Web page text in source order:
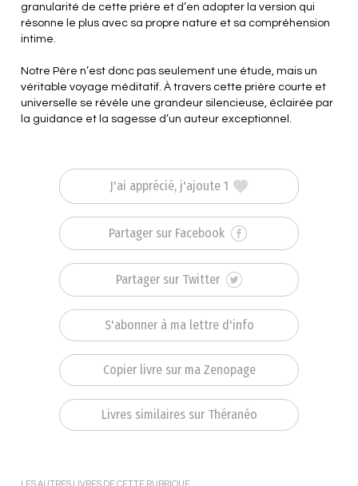
granularité de cette prière et d’en adopter la version qui
résonne le plus avec sa propre nature et sa compréhension
intime.
Notre Père n’est donc pas seulement une étude, mais un
véritable voyage méditatif. À travers cette prière courte et
universelle se révèle une grandeur silencieuse, éclairée par
la guidance et la sagesse d’un auteur exceptionnel.
J'ai apprécié, j'ajoute 1
Partager sur Facebook
Partager sur Twitter
S'abonner à ma lettre d'info
Copier livre sur ma Zenopage
Livres similaires sur Théranéo
LES AUTRES LIVRES DE CETTE RUBRIQUE